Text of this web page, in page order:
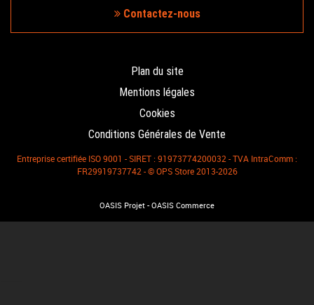
Contactez-nous
Plan du site
Mentions légales
Cookies
Conditions Générales de Vente
Entreprise certifiée ISO 9001 - SIRET : 91973774200032 - TVA IntraComm :
FR29919737742 - © OPS Store 2013-2026
OASIS Projet - OASIS Commerce